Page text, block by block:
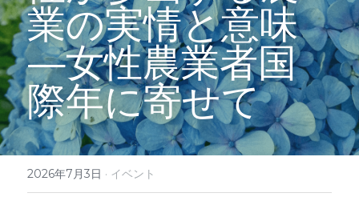
業の実情と意味
—女性農業者国
際年に寄せて
2026年7月3日 · イベント